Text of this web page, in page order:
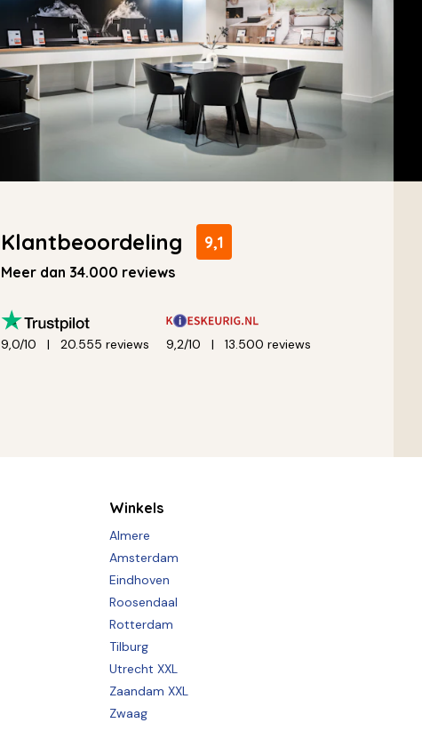
Klantbeoordeling 9,1
Meer dan 34.000 reviews
9,0/10 20.555 reviews 9,2/10 13.500 reviews
Winkels
Almere
Amsterdam
Eindhoven
Roosendaal
Rotterdam
Tilburg
Utrecht XXL
Zaandam XXL
Zwaag